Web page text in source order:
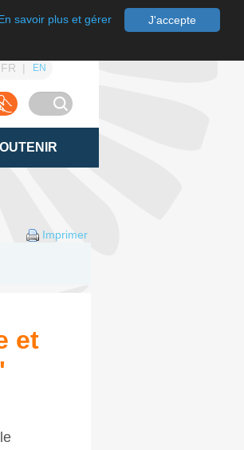
J'accepte
savoir plus et gérer
FR EN
Imprimer
et